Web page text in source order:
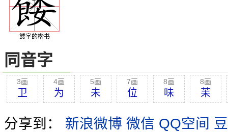
餧字的楷书
同音字
3画
卫
4画
为
5画
未
7画
位
8画
味
8画
苿
分享到： 新浪微博 微信 QQ空间